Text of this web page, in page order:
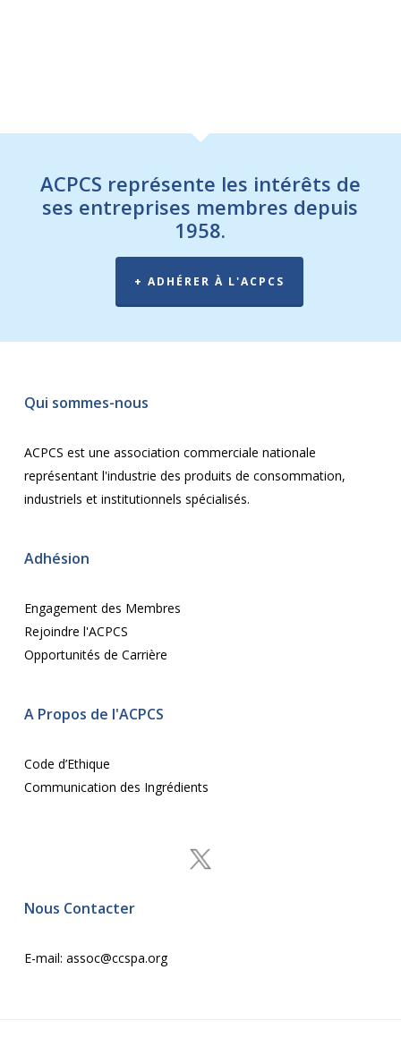
ACPCS représente les intérêts de
ses entreprises membres depuis
1958.
+ ADHÉRER À L'ACPCS
Qui sommes-nous
ACPCS est une association commerciale nationale
représentant l'industrie des produits de consommation,
industriels et institutionnels spécialisés.
Adhésion
Engagement des Membres
Rejoindre l'ACPCS
Opportunités de Carrière
A Propos de l'ACPCS
Code d’Ethique
Communication des Ingrédients
Nous Contacter
E-mail: assoc@ccspa.org